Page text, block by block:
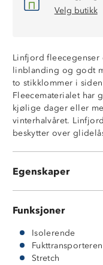
Velg butikk
Linfjord
linblanding og godt
to stikklommer i
Fleecematerialet har
kjølige dager eller
vinterhalvåret.
beskytter over
Egenskaper
Isolerende fleece
Kontrastfelt i
Stretch
2 stikklommer i
Høy hals med
Funksjoner
Isolerende
Stretch